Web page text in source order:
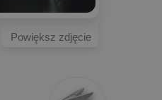
Powiększ zdjęcie